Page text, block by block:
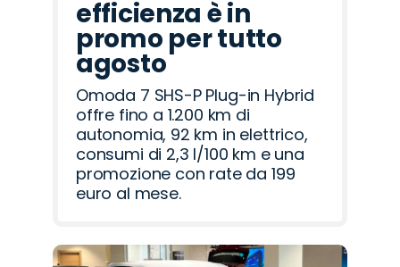
efficienza è in
promo per tutto
agosto
Omoda 7 SHS-P Plug-in Hybrid
offre fino a 1.200 km di
autonomia, 92 km in elettrico,
consumi di 2,3 l/100 km e una
promozione con rate da 199
euro al mese.